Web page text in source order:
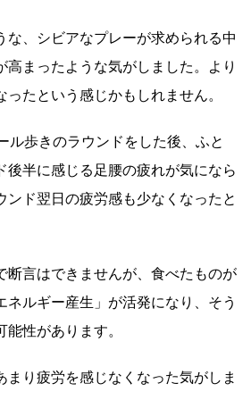
な、シビアなプレーが求められる中
高まったような気がしました。より
たという感じかもしれません。
ル歩きのラウンドをした後、ふと
後半に感じる足腰の疲れが気になら
ンド翌日の疲労感も少なくなったと
断言はできませんが、食べたものが
ネルギー産生」が活発になり、そう
性があります。
まり疲労を感じなくなった気がしま